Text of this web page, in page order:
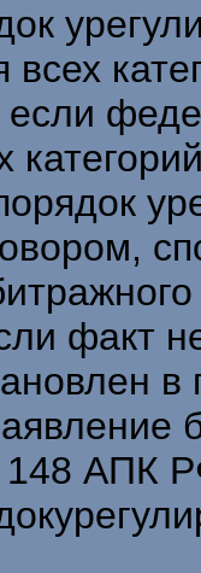
всех
если
факт
148 АПК